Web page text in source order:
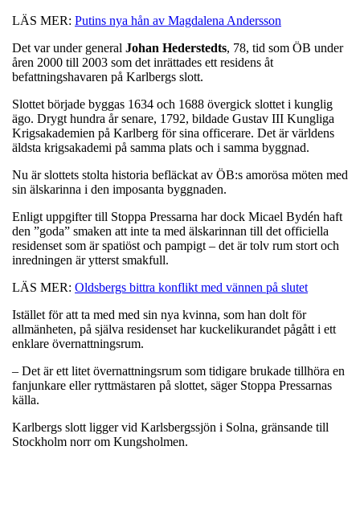
LÄS MER: Putins nya hån av Magdalena Andersson
Det var under general Johan Hederstedts, 78, tid som ÖB under
åren 2000 till 2003 som det inrättades ett residens åt
befattningshavaren på Karlbergs slott.
Slottet började byggas 1634 och 1688 övergick slottet i kunglig
ägo. Drygt hundra år senare, 1792, bildade Gustav III Kungliga
Krigsakademien på Karlberg för sina officerare. Det är världens
äldsta krigsakademi på samma plats och i samma byggnad.
Nu är slottets stolta historia befläckat av ÖB:s amorösa möten med
sin älskarinna i den imposanta byggnaden.
Enligt uppgifter till Stoppa Pressarna har dock Micael Bydén haft
den ”goda” smaken att inte ta med älskarinnan till det officiella
residenset som är spatiöst och pampigt – det är tolv rum stort och
inredningen är ytterst smakfull.
LÄS MER: Oldsbergs bittra konflikt med vännen på slutet
Istället för att ta med med sin nya kvinna, som han dolt för
allmänheten, på själva residenset har kuckelikurandet pågått i ett
enklare övernattningsrum.
– Det är ett litet övernattningsrum som tidigare brukade tillhöra en
fanjunkare eller ryttmästaren på slottet, säger Stoppa Pressarnas
källa.
Karlbergs slott ligger vid Karlsbergssjön i Solna, gränsande till
Stockholm norr om Kungsholmen.